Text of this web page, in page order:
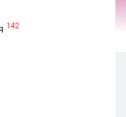
142